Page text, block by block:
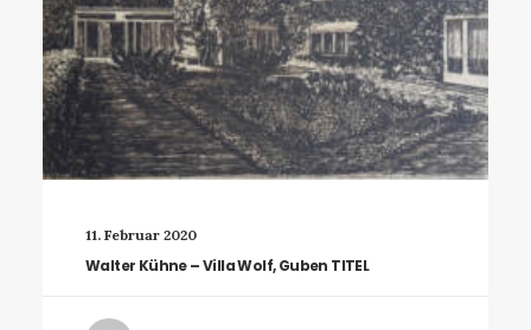
11. Februar 2020
Walter Kühne – Villa Wolf, Guben TITEL